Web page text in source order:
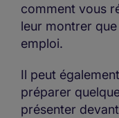
comment vous
leur montrer
emploi.
Il peut
préparer
présenter